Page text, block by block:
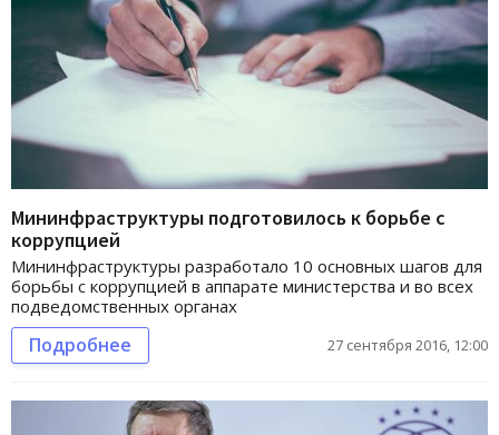
Мининфраструктуры подготовилось к борьбе с
коррупцией
Мининфраструктуры разработало 10 основных шагов для
борьбы с коррупцией в аппарате министерства и во всех
подведомственных органах
Подробнее 27 сентября 2016, 12:00